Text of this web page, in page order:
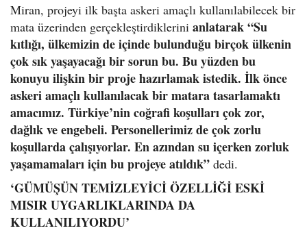
Miran, projeyi ilk başta askeri amaçlı kullanılabilecek bir
mata üzerinden gerçekleştirdiklerini anlatarak “Su
kıtlığı, ülkemizin de içinde bulunduğu birçok ülkenin
çok sık yaşayacağı bir sorun bu. Bu yüzden bu
konuyu ilişkin bir proje hazırlamak istedik. İlk önce
askeri amaçlı kullanılacak bir matara tasarlamaktı
amacımız. Türkiye’nin coğrafi koşulları çok zor,
dağlık ve engebeli. Personellerimiz de çok zorlu
koşullarda çalışıyorlar. En azından su içerken zorluk
yaşamamaları için bu projeye atıldık” dedi.
‘GÜMÜŞÜN TEMİZLEYİCİ ÖZELLİĞİ ESKİ
MISIR UYGARLIKLARINDA DA
KULLANILIYORDU’